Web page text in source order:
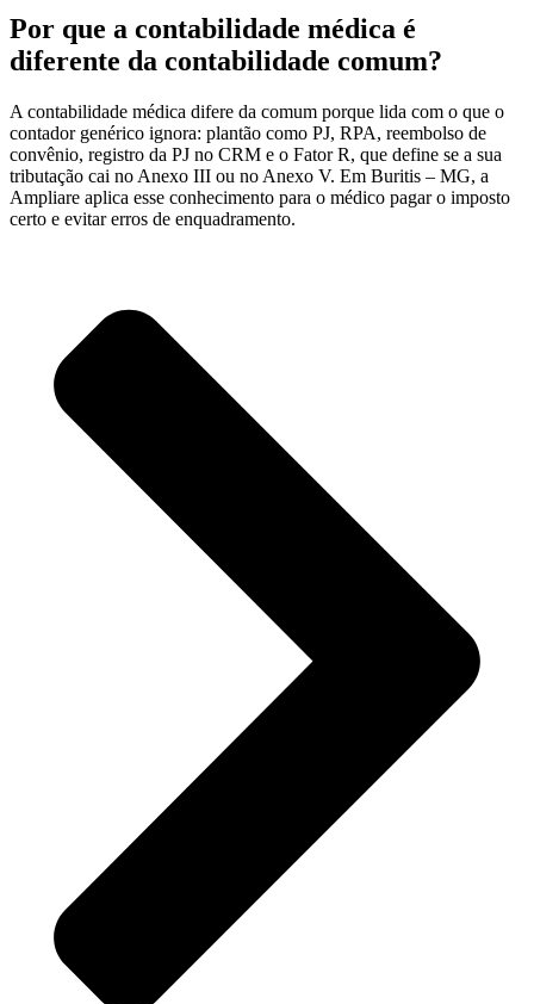
Por que a contabilidade médica é
diferente da contabilidade comum?
A contabilidade médica difere da comum porque lida com o que o
contador genérico ignora: plantão como PJ, RPA, reembolso de
convênio, registro da PJ no CRM e o Fator R, que define se a sua
tributação cai no Anexo III ou no Anexo V. Em Buritis – MG, a
Ampliare aplica esse conhecimento para o médico pagar o imposto
certo e evitar erros de enquadramento.